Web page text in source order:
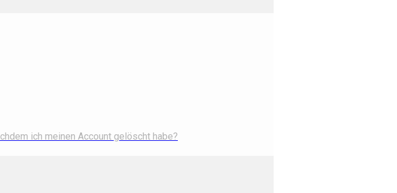
ich meinen Account gelöscht habe?